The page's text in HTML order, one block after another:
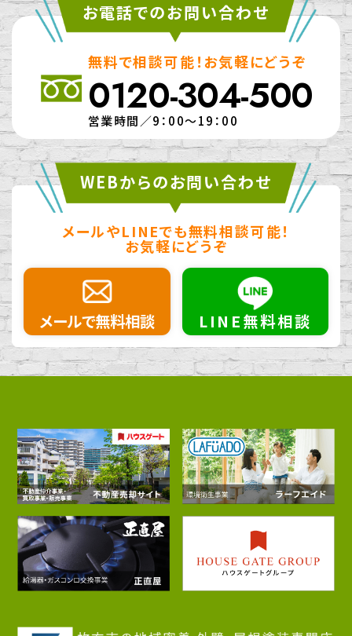
お電話でのお問い合わせ
無料で相談可能！お気軽にどうぞ
0120-304-500
営業時間／9：00～19：00
WEBからのお問い合わせ
メールやLINEでも無料相談可能！
お気軽にどうぞ
メールで無料相談 LINE無料相談